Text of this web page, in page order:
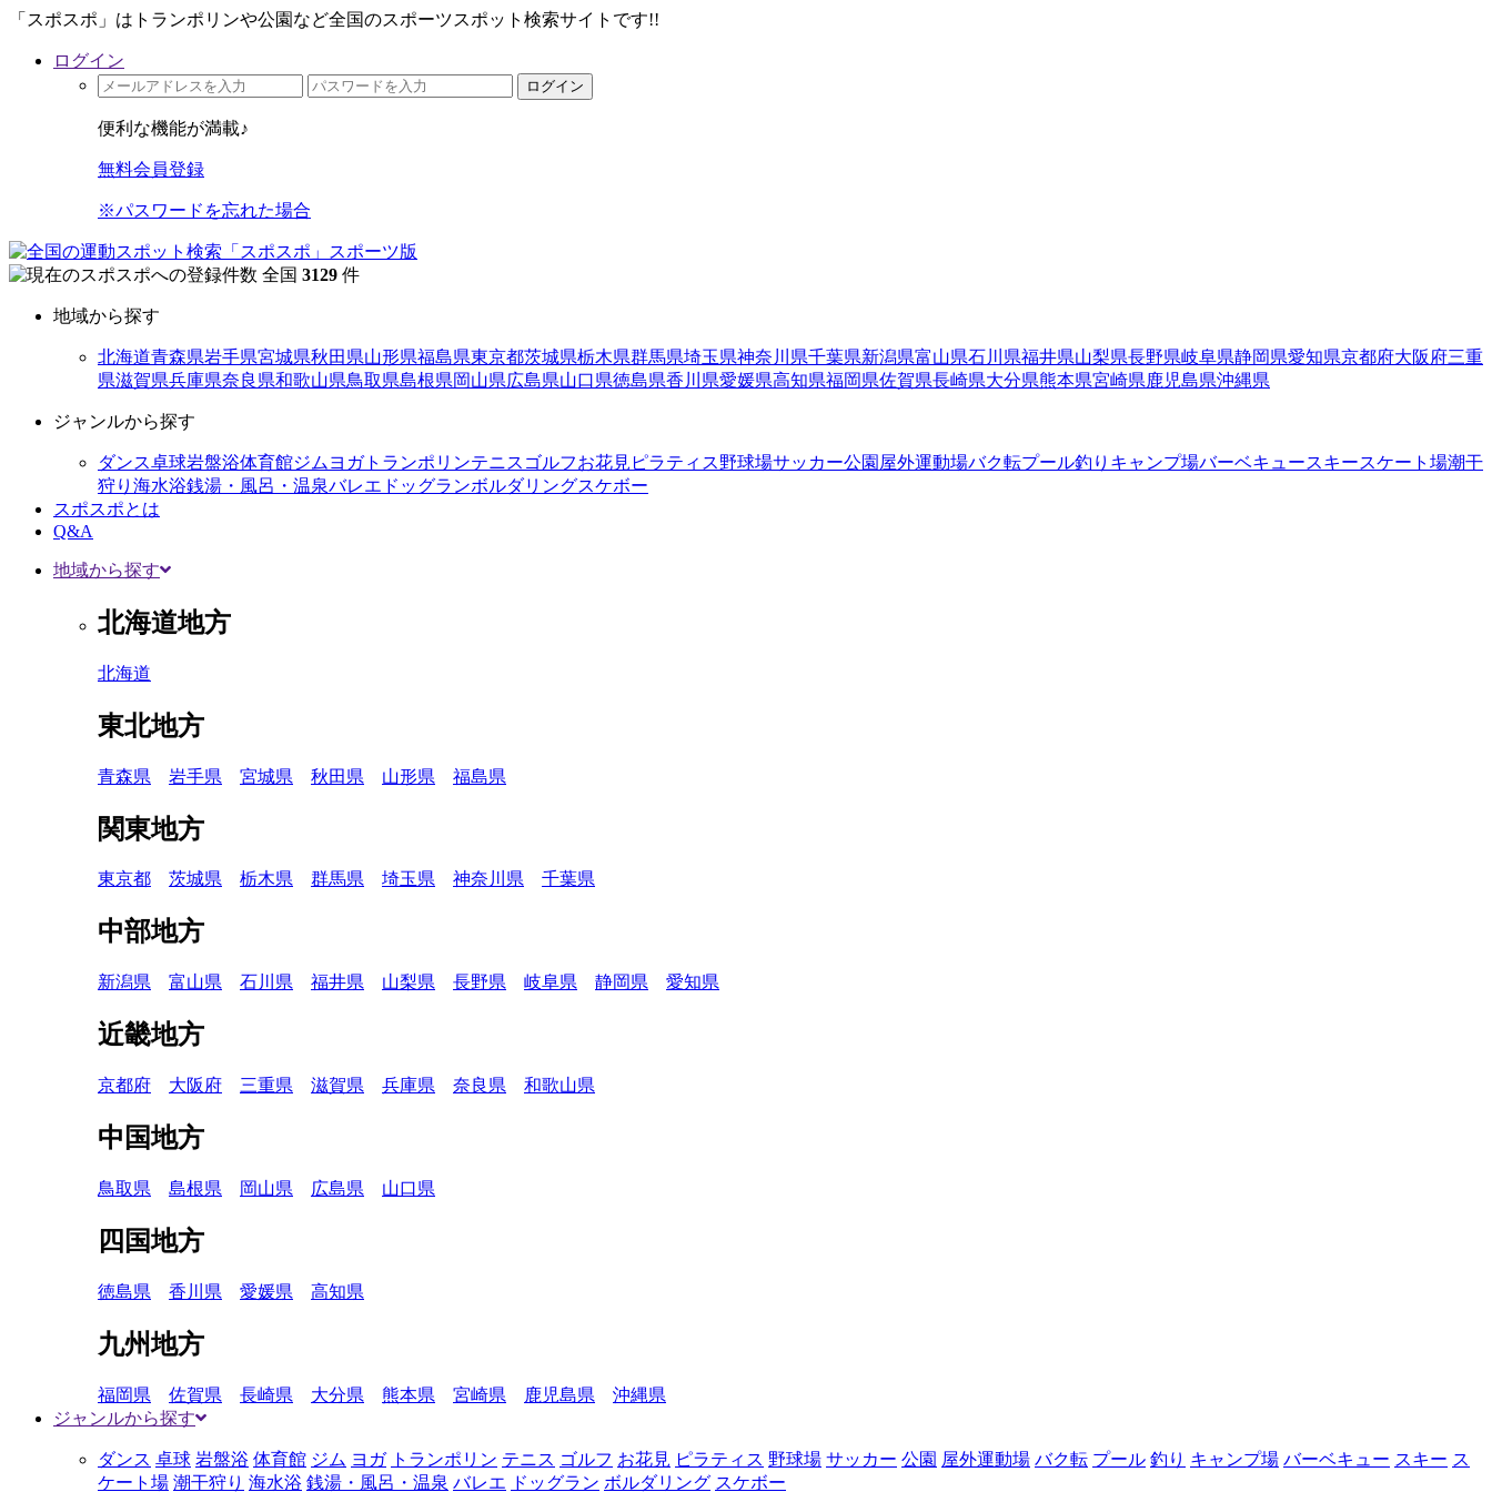
「スポスポ」はトランポリンや公園など全国のスポーツスポット検索サイトです!!
ログイン
ログイン
便利な機能が満載♪
無料会員登録
※パスワードを忘れた場合
全国 3129 件
地域から探す
北海道青森県岩手県宮城県秋田県山形県福島県東京都茨城県栃木県群馬県埼玉県神奈川県千葉県新潟県富山県石川県福井県山梨県長野県岐阜県静岡県愛知県京都府大阪府三重
県滋賀県兵庫県奈良県和歌山県鳥取県島根県岡山県広島県山口県徳島県香川県愛媛県高知県福岡県佐賀県長崎県大分県熊本県宮崎県鹿児島県沖縄県
ジャンルから探す
ダンス卓球岩盤浴体育館ジム ヨガトランポリンテニス ゴルフお花見 ピラティス野球場サッカー公園 屋外運動場バク転プール釣り キャンプ場バーベキュースキースケート場潮干
狩り 海水浴銭湯・風呂・温泉バレエ ドッグランボルダリングスケボー
スポスポとは
Q&A
地域から探す
北海道地方
北海道
東北地方
青森県 岩手県 宮城県 秋田県 山形県 福島県
関東地方
東京都 茨城県 栃木県 群馬県 埼玉県 神奈川県 千葉県
中部地方
新潟県 富山県 石川県 福井県 山梨県 長野県 岐阜県 静岡県 愛知県
近畿地方
京都府 大阪府 三重県 滋賀県 兵庫県 奈良県 和歌山県
中国地方
鳥取県 島根県 岡山県 広島県 山口県
四国地方
徳島県 香川県 愛媛県 高知県
九州地方
福岡県 佐賀県 長崎県 大分県 熊本県 宮崎県 鹿児島県
沖縄県
ジャンルから探す
ダンス 卓球 岩盤浴 体育館 ジム ヨガ トランポリン テニス ゴルフ お花見 ピラティス 野球場 サッカー 公園 屋外運動場 バク転 プール 釣り キャンプ場 バーベキュー スキー ス
ケート場 潮干狩り 海水浴 銭湯・風呂・温泉 バレエ ドッグラン ボルダリング スケボー